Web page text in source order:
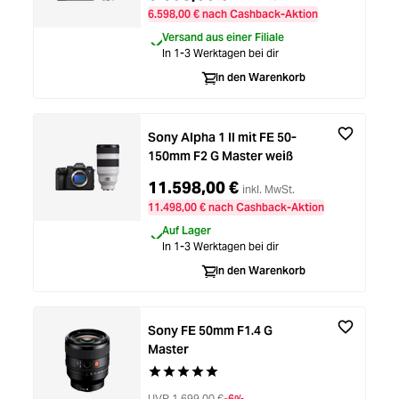
6.598,00 € nach Cashback-Aktion
Versand aus einer Filiale
In 1-3 Werktagen bei dir
In den Warenkorb
Sony Alpha 1 II mit FE 50-
150mm F2 G Master weiß
11.598,00 € inkl. MwSt.
11.498,00 € nach Cashback-Aktion
Auf Lager
In 1-3 Werktagen bei dir
In den Warenkorb
Durchschnittliche Bewertung von 5 von 5
Sony FE 50mm F1.4 G
Master